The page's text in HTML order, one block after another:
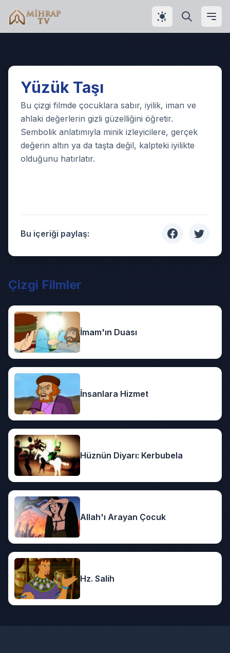
Play
Video
Yüzük Taşı
Bu çizgi filmde çocuklara sabır, iyilik, iman ve
ahlaki değerlerin gizli güzelliğini öğretir.
Sembolik anlatımıyla minik izleyicilere, gerçek
değerin altın ya da taşta değil, kalpteki iyilikte
olduğunu hatırlatır.
Bu içeriği paylaş:
Çizgi Filmler
İmam'ın Duası
İnsanlara Hizmet
Hüznün Diyarı: Kerbubela
Allah'ı Arayan Çocuk
Hz. Salih